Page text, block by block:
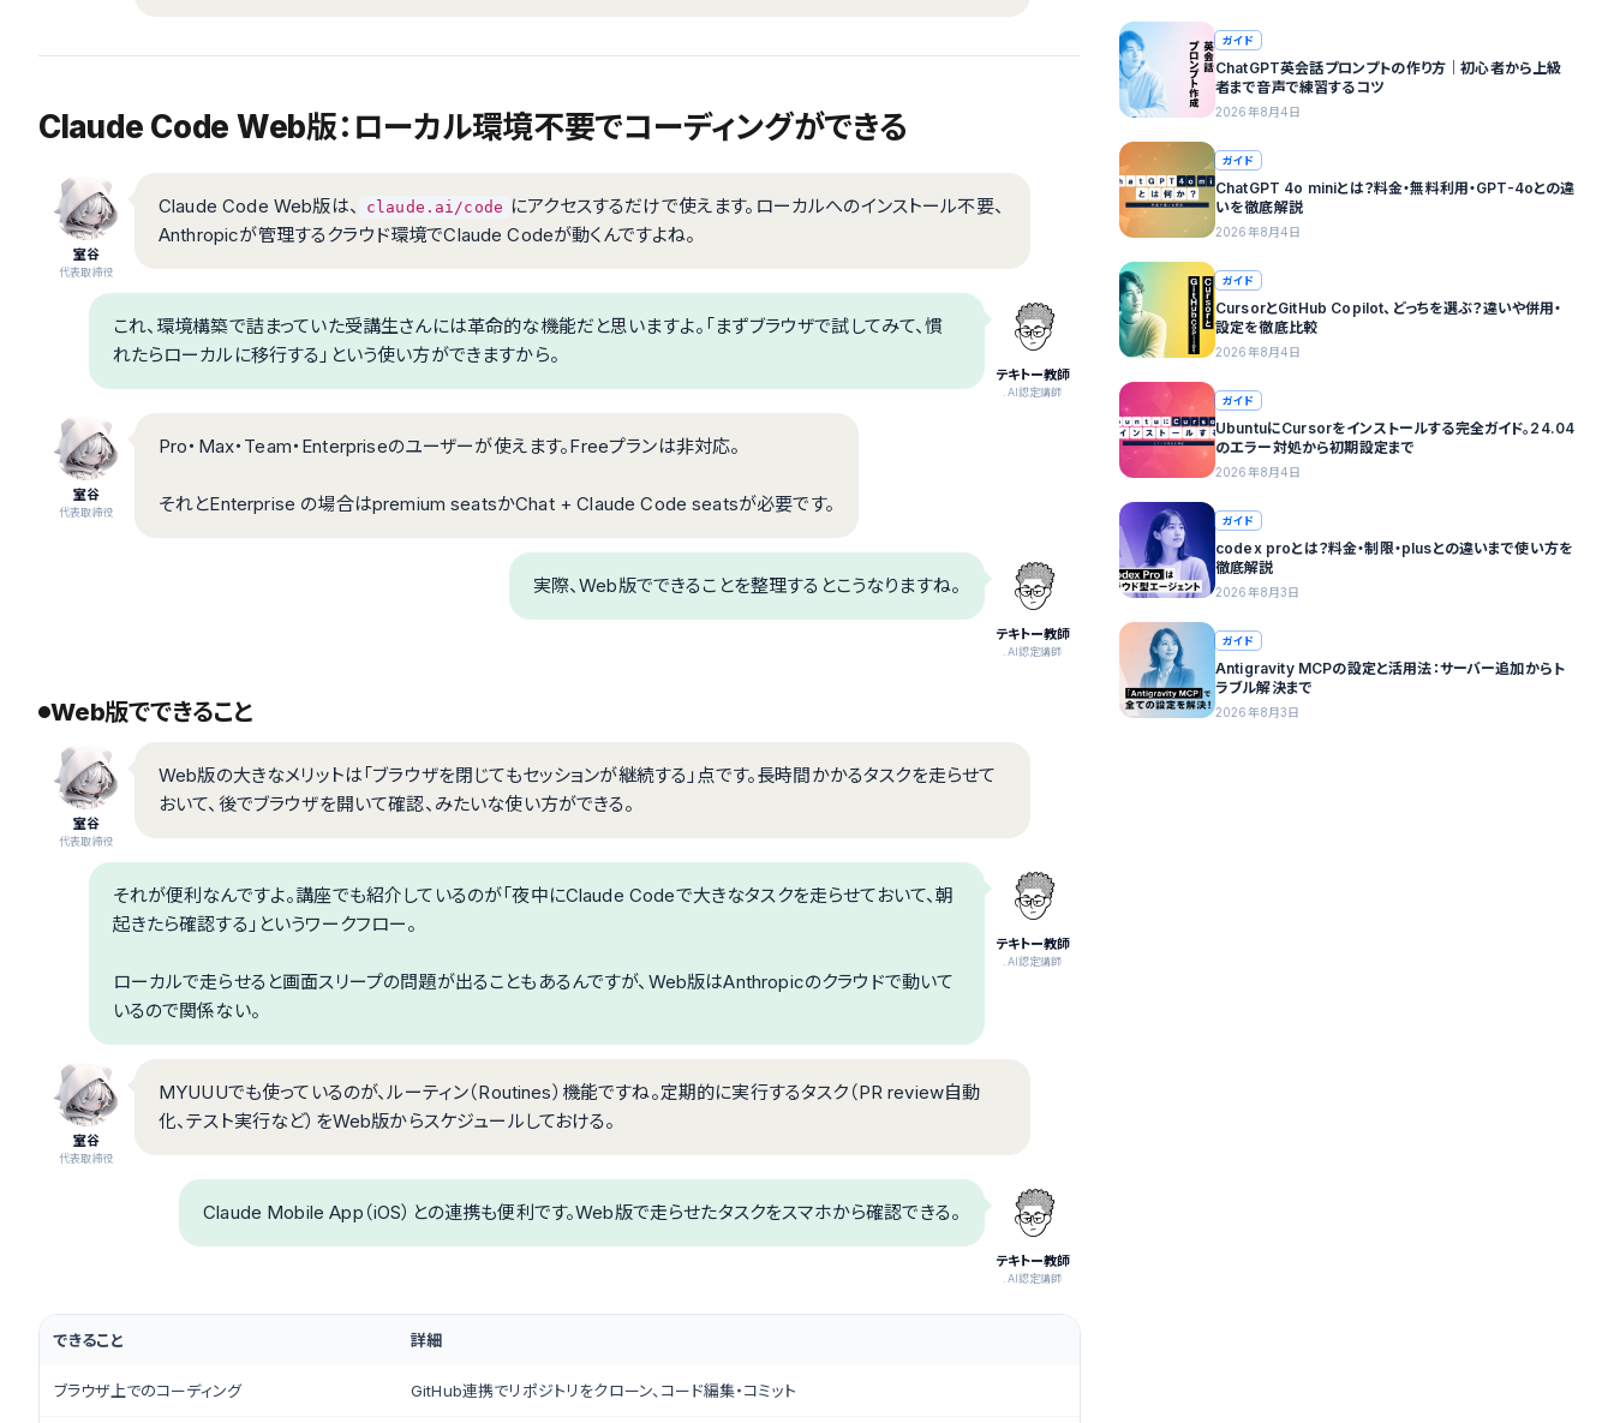
Claude Code Web版：ローカル環境不要でコーディングができる
室谷
代表取締役
Claude Code Web版は、 claude.ai/code にアクセスするだけで使えます。ローカルへのインストール不要、
Anthropicが管理するクラウド環境でClaude Codeが動くんですよね。
テキトー教師
.AI認定講師
これ、環境構築で詰まっていた受講生さんには革命的な機能だと思いますよ。「まずブラウザで試してみて、慣
れたらローカルに移行する」という使い方ができますから。
室谷
代表取締役
Pro・Max・Team・Enterpriseのユーザーが使えます。Freeプランは非対応。
それとEnterprise の場合はpremium seatsかChat + Claude Code seatsが必要です。
テキトー教師
.AI認定講師
実際、Web版でできることを整理するとこうなりますね。
Web版でできること
室谷
代表取締役
Web版の大きなメリットは「ブラウザを閉じてもセッションが継続する」点です。長時間かかるタスクを走らせて
おいて、後でブラウザを開いて確認、みたいな使い方ができる。
テキトー教師
.AI認定講師
それが便利なんですよ。講座でも紹介しているのが「夜中にClaude Codeで大きなタスクを走らせておいて、朝
起きたら確認する」というワークフロー。
ローカルで走らせると画面スリープの問題が出ることもあるんですが、Web版はAnthropicのクラウドで動いて
いるので関係ない。
室谷
代表取締役
MYUUUでも使っているのが、ルーティン（Routines）機能ですね。定期的に実行するタスク（PR review自動
化、テスト実行など）をWeb版からスケジュールしておける。
テキトー教師
.AI認定講師
Claude Mobile App（iOS）との連携も便利です。Web版で走らせたタスクをスマホから確認できる。
できること 詳細
ブラウザ上でのコーディング GitHub連携でリポジトリをクローン、コード編集・コミット
ガイド
ChatGPT英会話プロンプトの作り方｜初心者から上級
者まで音声で練習するコツ
2026年8月4日
ガイド
ChatGPT 4o miniとは？料金・無料利用・GPT-4oとの違
いを徹底解説
2026年8月4日
ガイド
CursorとGitHub Copilot、どっちを選ぶ？違いや併用・
設定を徹底比較
2026年8月4日
ガイド
UbuntuにCursorをインストールする完全ガイド。24.04
のエラー対処から初期設定まで
2026年8月4日
ガイド
codex proとは？料金・制限・plusとの違いまで使い方を
徹底解説
2026年8月3日
ガイド
Antigravity MCPの設定と活用法：サーバー追加からト
ラブル解決まで
2026年8月3日